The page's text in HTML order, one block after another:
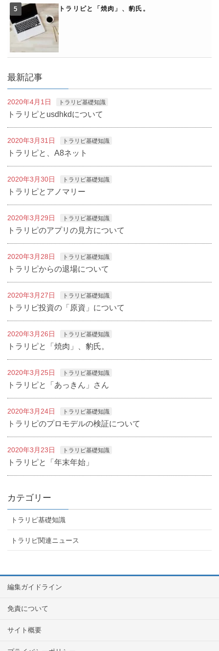
トラリピと「焼肉」、豹氏。
最新記事
2020年4月1日 トラリピ基礎知識
トラリピとusdhkdについて
2020年3月31日 トラリピ基礎知識
トラリピと、A8ネット
2020年3月30日 トラリピ基礎知識
トラリピとアノマリー
2020年3月29日 トラリピ基礎知識
トラリピのアプリの見方について
2020年3月28日 トラリピ基礎知識
トラリピからの退場について
2020年3月27日 トラリピ基礎知識
トラリピ投資の「原資」について
2020年3月26日 トラリピ基礎知識
トラリピと「焼肉」、豹氏。
2020年3月25日 トラリピ基礎知識
トラリピと「あっきん」さん
2020年3月24日 トラリピ基礎知識
トラリピのプロモデルの検証について
2020年3月23日 トラリピ基礎知識
トラリピと「年末年始」
カテゴリー
トラリピ基礎知識
トラリピ関連ニュース
編集ガイドライン
免責について
サイト概要